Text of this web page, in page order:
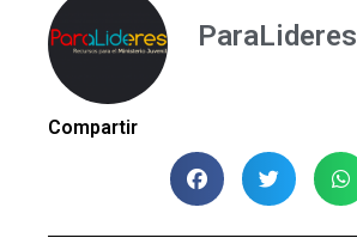
ParaLideres
Compartir